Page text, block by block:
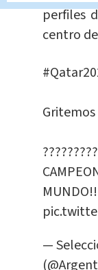
perfiles
centro
Gritemos
—